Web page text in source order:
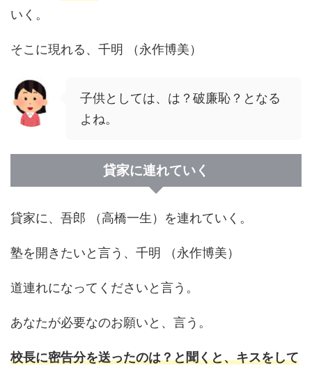
いく。
そこに現れる、千明 （永作博美）
子供としては、は？破廉恥？となる
よね。
貸家に連れていく
貸家に、吾郎 （高橋一生）を連れていく。
塾を開きたいと言う、千明 （永作博美）
道連れになってくださいと言う。
あなたが必要なのお願いと、言う。
校長に密告分を送ったのは？と聞くと、キスをして